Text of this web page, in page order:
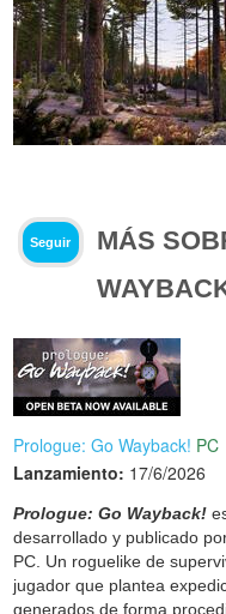
Seguir
MÁS
Prologue: Go Wayback! PC
Lanzamiento: 17/6/2026
Prologue: Go Wayback!
desarrollado y publicado
PC. Un roguelike de
jugador que plantea
generados de forma